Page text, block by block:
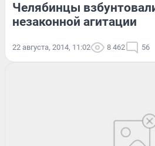
Челябинцы
незаконной агитации
22 августа, 2014, 11:02 8 462 56